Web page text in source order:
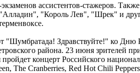
ассистентов-стажеров.
"Алладин", "Король Лев", "Шрек" и
"Шумбратада! Здравствуйте!" ко Дню
района. 23 июня зрителей
концерт Российского
The Cranberries, Red Hot Chili